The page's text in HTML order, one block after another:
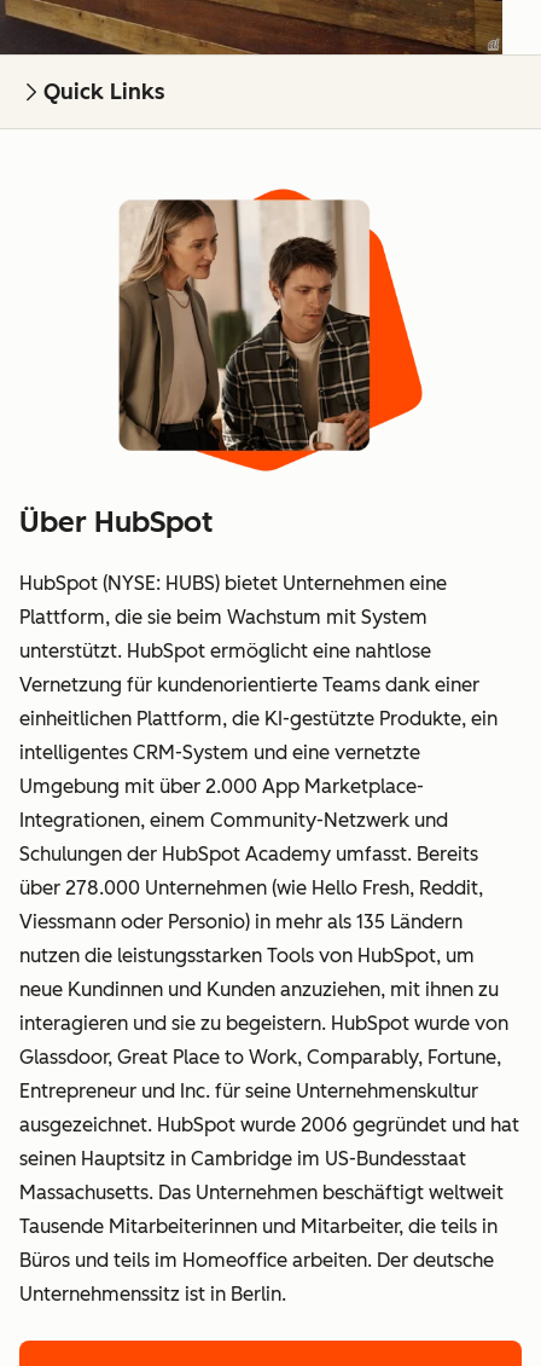
Quick Links
Über HubSpot
HubSpot (NYSE: HUBS) bietet Unternehmen eine
Plattform, die sie beim Wachstum mit System
unterstützt. HubSpot ermöglicht eine nahtlose
Vernetzung für kundenorientierte Teams dank einer
einheitlichen Plattform, die KI-gestützte Produkte, ein
intelligentes CRM-System und eine vernetzte
Umgebung mit über 2.000 App Marketplace-
Integrationen, einem Community-Netzwerk und
Schulungen der HubSpot Academy umfasst. Bereits
über 278.000 Unternehmen (wie Hello Fresh, Reddit,
Viessmann oder Personio) in mehr als 135 Ländern
nutzen die leistungsstarken Tools von HubSpot, um
neue Kundinnen und Kunden anzuziehen, mit ihnen zu
interagieren und sie zu begeistern. HubSpot wurde von
Glassdoor, Great Place to Work, Comparably, Fortune,
Entrepreneur und Inc. für seine Unternehmenskultur
ausgezeichnet. HubSpot wurde 2006 gegründet und hat
seinen Hauptsitz in Cambridge im US-Bundesstaat
Massachusetts. Das Unternehmen beschäftigt weltweit
Tausende Mitarbeiterinnen und Mitarbeiter, die teils in
Büros und teils im Homeoffice arbeiten. Der deutsche
Unternehmenssitz ist in Berlin.